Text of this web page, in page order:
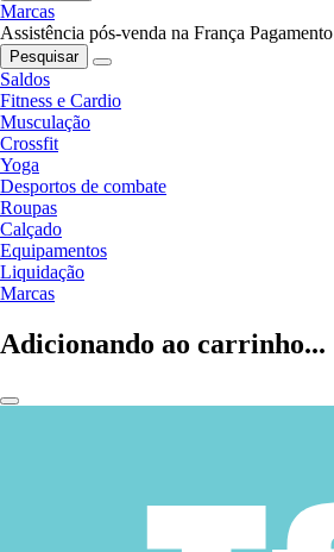
Marcas
Assistência pós-venda na França
Pesquisar
Saldos
Fitness e Cardio
Musculação
Crossfit
Yoga
Desportos de combate
Roupas
Calçado
Equipamentos
Liquidação
Marcas
Adicionando ao carrinho...